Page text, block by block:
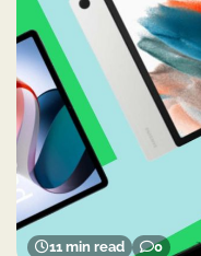
11 min read 0